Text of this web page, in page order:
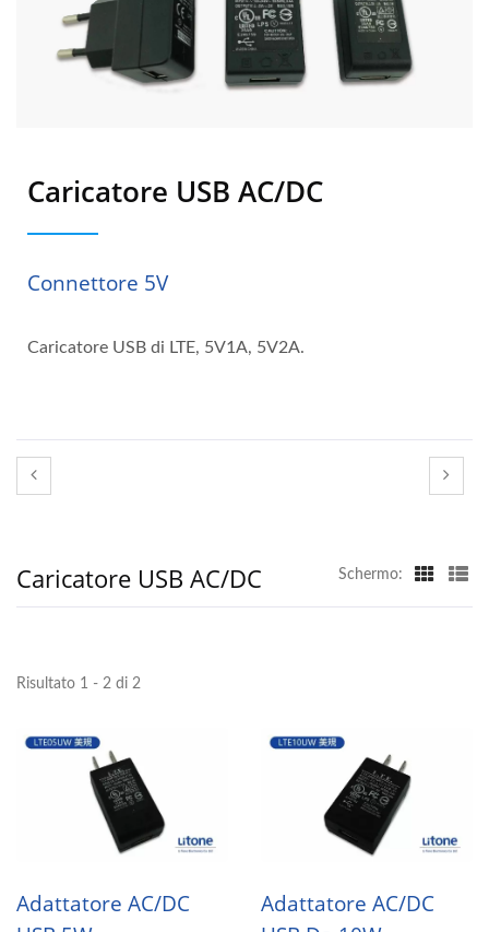
Caricatore USB AC/DC
Connettore 5V
Caricatore USB di LTE, 5V1A, 5V2A.
Caricatore USB AC/DC Schermo:
Risultato 1 - 2 di 2
Adattatore AC/DC
Adattatore AC/DC